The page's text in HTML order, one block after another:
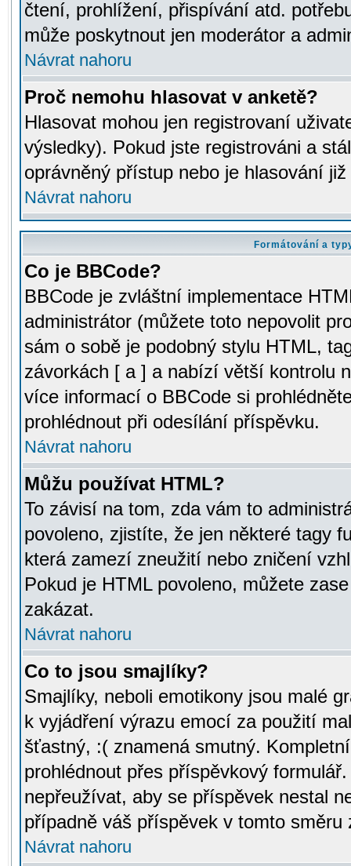
čtení, prohlížení, přispívání atd.
může poskytnout jen moderátor a
Návrat nahoru
Proč nemohu hlasovat v anketě?
Hlasovat mohou jen registrovaní
výsledky). Pokud jste registrováni a
oprávněný přístup nebo je hlasování
Návrat nahoru
Formátování a
Co je BBCode?
BBCode je zvláštní implementace
administrátor (můžete toto nepovolit
sám o sobě je podobný stylu HTML,
závorkách [ a ] a nabízí větší kontrolu
více informací o BBCode si
prohlédnout při odesílání příspěvku.
Návrat nahoru
Můžu používat HTML?
To závisí na tom, zda vám to
povoleno, zjistíte, že jen některé tagy
která zamezí zneužití nebo zničení
Pokud je HTML povoleno, můžete
zakázat.
Návrat nahoru
Co to jsou smajlíky?
Smajlíky, neboli emotikony jsou malé
k vyjádření výrazu emocí za použití
šťastný, :( znamená smutný.
prohlédnout přes příspěvkový
nepřeužívat, aby se příspěvek nestal
případně váš příspěvek v tomto směru
Návrat nahoru